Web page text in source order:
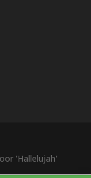
'Hallelujah'